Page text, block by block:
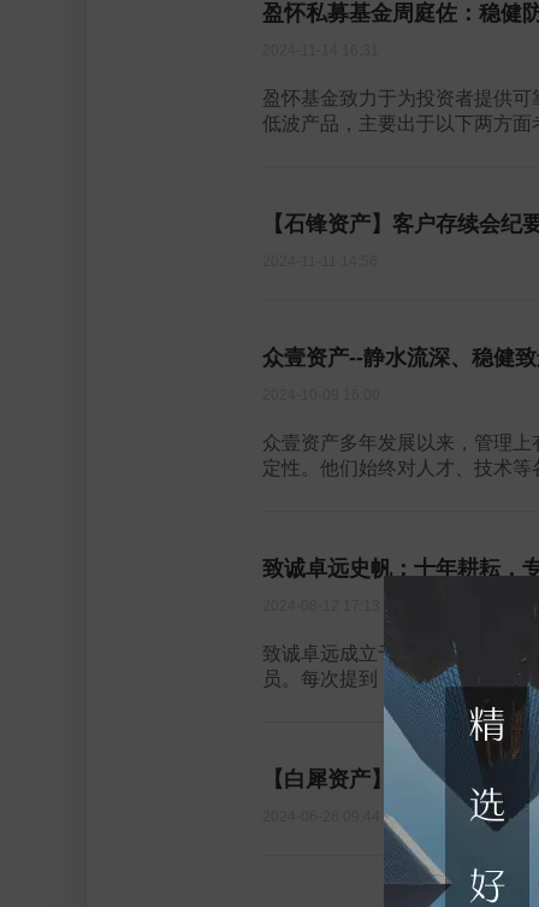
盈怀私募基金周庭佐：稳健
盈怀基金致力于为投资者提供
低波产品，主要出于以下两方
【石锋资产】客户存续会纪
众壹资产--静水流深、稳健
众壹资产多年发展以来，管理
定性。他们始终对人才、技术
致诚卓远史帆：十年耕耘，
致诚卓远成立于2014年，至今
员。每次提到，总让人觉得颇具
【白犀资产】客户存续会纪